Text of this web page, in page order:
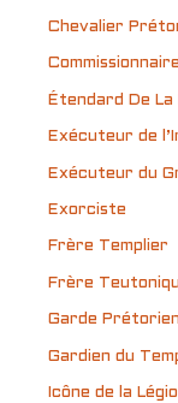
Chevalier
Étendard De La
Exécuteur de
Exécuteur du
Exorciste
Frère Templier
Frère
Garde Prétorien
Gardien du
Icône de la